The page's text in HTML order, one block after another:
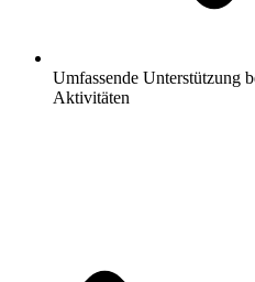
Umfassende Unterstützung
Aktivitäten